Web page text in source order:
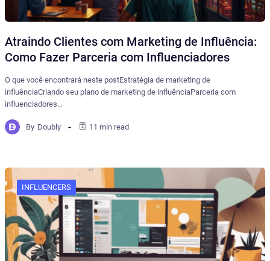
Atraindo Clientes com Marketing de Influência:
Como Fazer Parceria com Influenciadores
O que você encontrará neste postEstratégia de marketing de
influênciaCriando seu plano de marketing de influênciaParceria com
influenciadores…
By Doubly 11 min read
INFLUENCERS